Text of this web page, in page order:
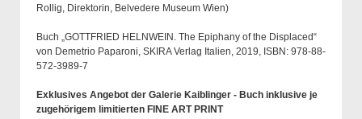
Rollig, Direktorin, Belvedere Museum Wien)
Buch „GOTTFRIED HELNWEIN. The Epiphany of the Displaced“
von Demetrio Paparoni, SKIRA Verlag Italien, 2019, ISBN: 978-88-
572-3989-7
Exklusives Angebot der Galerie Kaiblinger - Buch inklusive je
zugehörigem limitierten FINE ART PRINT